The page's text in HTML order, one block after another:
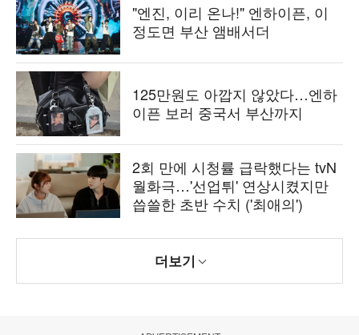
"엔진, 이리 온나!" 엔하이픈, 이
정도면 부산 앰배서더
125만원도 아깝지 않았다…엔하
이픈 보러 중국서 부산까지
2회 만에 시청률 급락했다는 tvN
월화극…'선업튀' 연상시켰지만
씁쓸한 초반 수치 ('최애의')
더보기